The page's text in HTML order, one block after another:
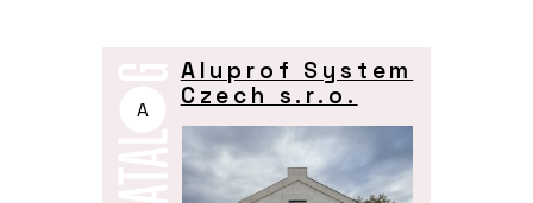
A
Aluprof System
Czech s.r.o.